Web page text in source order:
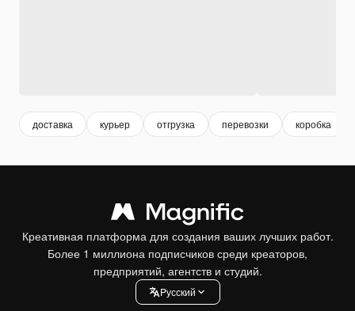
доставка курьер отгрузка перевозки коробка
Креативная платформа для создания ваших лучших работ.
Более 1 миллиона подписчиков среди креаторов,
предприятий, агентств и студий.
Pусский